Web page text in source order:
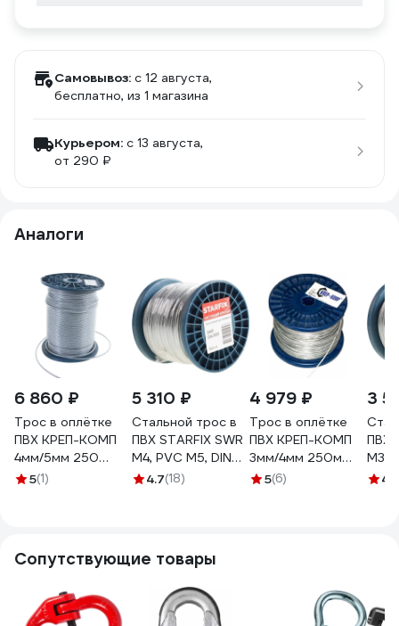
Самовывоз: c 12 августа,
бесплатно, из 1 магазина
Курьером: c 13 августа,
от 290 ₽
Аналоги
6 860 ₽
Трос в оплётке
ПВХ КРЕП-КОМП
4мм/5мм 250
метров тп45
5(1)
5 310 ₽
Стальной трос в
ПВХ STARFIX SWR
М4, PVC М5, DIN
3055, бухта 200
4.7(18)
4 979 ₽
Трос в оплётке
ПВХ КРЕП-КОМП
3мм/4мм 250м
тп34
5(6)
3
ПВХ
М3,
4.7
Сопутствующие товары